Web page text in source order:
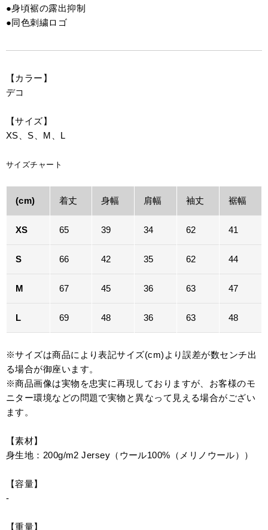
●身頃裾の露出抑制
●同色刺繍ロゴ
【カラー】
デコ
【サイズ】
XS、S、M、L
サイズチャート
(cm) 着丈 身幅 肩幅 袖丈 裾幅
XS 65 39 34 62 41
S 66 42 35 62 44
M 67 45 36 63 47
L 69 48 36 63 48
※サイズは商品により表記サイズ(cm)より誤差が数センチ出
る場合が御座います。
※商品画像は実物を忠実に再現しておりますが、お客様のモ
ニター環境などの問題で実物と異なって見える場合がござい
ます。
【素材】
身生地：200g/m2 Jersey（ウール100%（メリノウール））
【容量】
-
【重量】